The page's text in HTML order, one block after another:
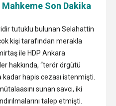
Son Dakika
tutuklu bulunan Selahattin
kişi tarafından merakla
ile HDP Ankara
hakkında, “terör örgütü
kadar hapis cezası istenmişti.
sunan savcı, iki
talep etmişti.